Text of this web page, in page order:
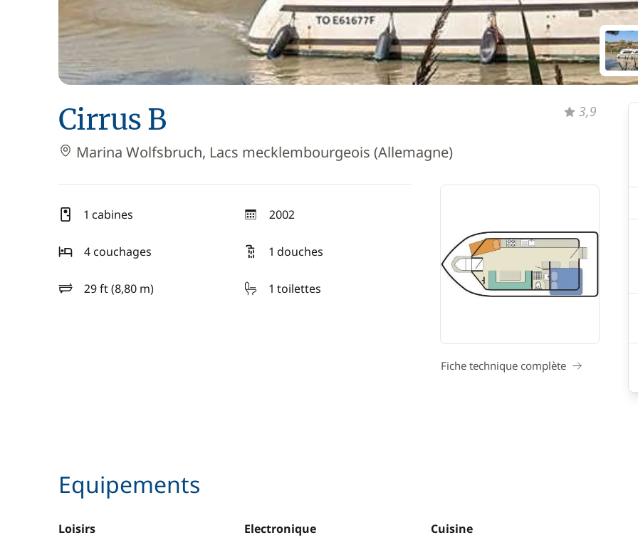
Cirrus B
Marina Wolfsbruch, Lacs mecklembourgeois (Allemagne)
3,9
1 cabines 2002
année
4 couchages
1 douches
29 ft (8,80 m)
longueur 1 toilettes
Fiche technique complète
Equipements
Loisirs
Electronique
Cuisine